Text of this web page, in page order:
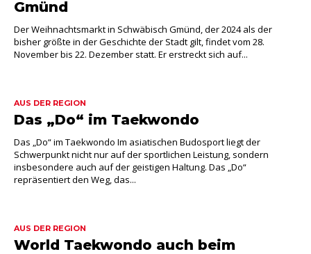
Gmünd
Der Weihnachtsmarkt in Schwäbisch Gmünd, der 2024 als der
bisher größte in der Geschichte der Stadt gilt, findet vom 28.
November bis 22. Dezember statt. Er erstreckt sich auf...
AUS DER REGION
Das „Do“ im Taekwondo
Das „Do“ im Taekwondo Im asiatischen Budosport liegt der
Schwerpunkt nicht nur auf der sportlichen Leistung, sondern
insbesondere auch auf der geistigen Haltung. Das „Do“
repräsentiert den Weg, das...
AUS DER REGION
World Taekwondo auch beim